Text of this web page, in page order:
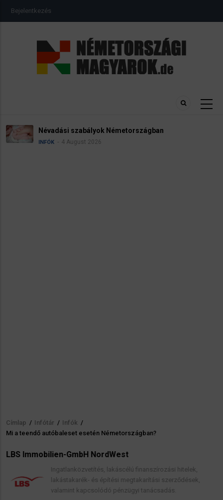
USER
ACCOUNT
Bejelentkezés
Névadási szabályok Németországban
INFÓK 4 August 2026
Morzsa
Címlap / Infótár / Infók /
Mi a teendő autóbaleset esetén Németországban?
LBS Immobilien-GmbH NordWest
Ingatlanközvetítés, lakáscélú finanszírozási hitelek,
lakástakarék- és építési megtakarítási szerződések,
valamint kapcsolódó pénzügyi tanácsadás.